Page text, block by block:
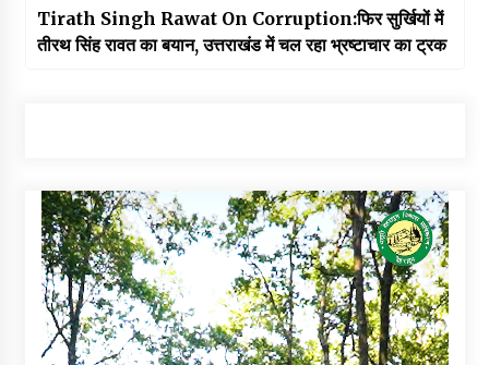
Tirath Singh Rawat On Corruption:फिर सुर्खियों में
तीरथ सिंह रावत का बयान, उत्तराखंड में चल रहा भ्रष्टाचार का ट्रक